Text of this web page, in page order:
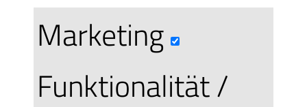
Marketing
Funktionalität /